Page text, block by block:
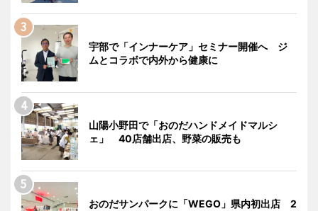
宇部で「インナーケア」セミナー開催へ ジ
ムとコラボで内外から健康に
山陽小野田で「おのだハンドメイドマルシ
ェ」 40店舗出店、野菜の販売も
おのだサンパークに「WEGO」県内初出店 2